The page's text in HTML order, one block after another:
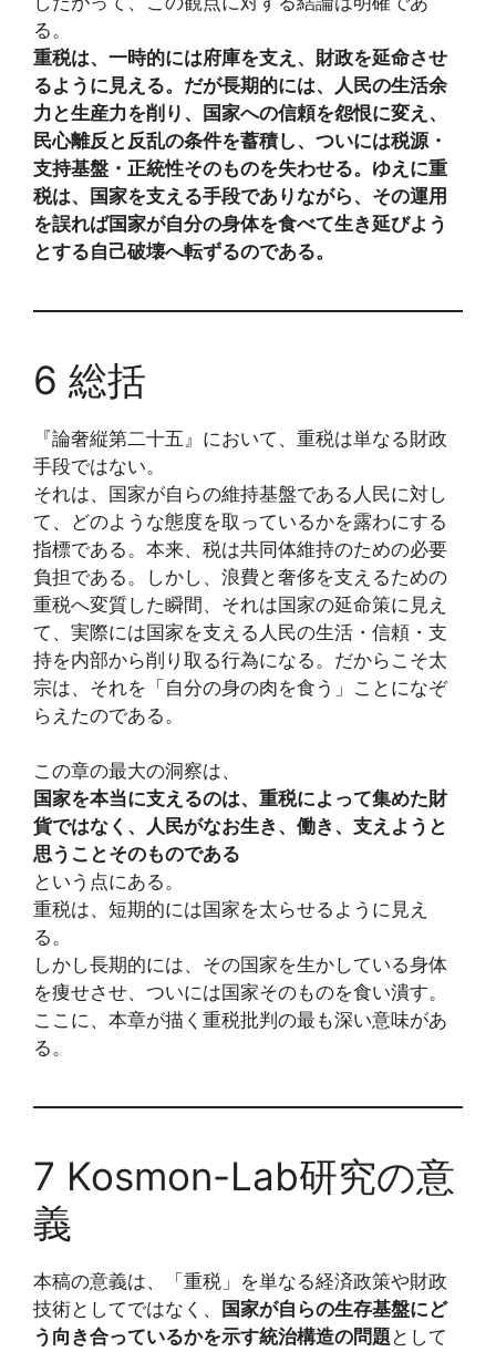
る。
重税は、一時的には府庫を支え、財政を延命させ
るように見える。だが長期的には、人民の生活余
力と生産力を削り、国家への信頼を怨恨に変え、
民心離反と反乱の条件を蓄積し、ついには税源・
支持基盤・正統性そのものを失わせる。ゆえに重
税は、国家を支える手段でありながら、その運用
を誤れば国家が自分の身体を食べて生き延びよう
とする自己破壊へ転ずるのである。
6 総括
『論奢縦第二十五』において、重税は単なる財政
手段ではない。
それは、国家が自らの維持基盤である人民に対し
て、どのような態度を取っているかを露わにする
指標である。本来、税は共同体維持のための必要
負担である。しかし、浪費と奢侈を支えるための
重税へ変質した瞬間、それは国家の延命策に見え
て、実際には国家を支える人民の生活・信頼・支
持を内部から削り取る行為になる。だからこそ太
宗は、それを「自分の身の肉を食う」ことになぞ
らえたのである。
この章の最大の洞察は、
国家を本当に支えるのは、重税によって集めた財
貨ではなく、人民がなお生き、働き、支えようと
思うことそのものである
という点にある。
重税は、短期的には国家を太らせるように見え
る。
しかし長期的には、その国家を生かしている身体
を痩せさせ、ついには国家そのものを食い潰す。
ここに、本章が描く重税批判の最も深い意味があ
る。
7 Kosmon-Lab研究の意
義
本稿の意義は、「重税」を単なる経済政策や財政
技術としてではなく、
国家が自らの生存基盤にど
う向き合っているかを示す統治構造の問題 として